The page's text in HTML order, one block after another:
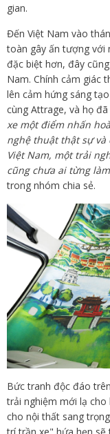
gian.
Đến Việt Nam vào
toàn gây ấn tượng với
đặc biệt hơn, đây
Nam. Chính cảm giác
lên cảm hứng sáng
cùng Attrage, và họ đã
xe một điểm nhấn
nghệ thuật thật sự
Việt Nam, một trải
cũng chưa ai từng
trong nhóm chia sẻ.
Bức tranh độc đáo
trải nghiệm mới lạ
cho nội thất sang